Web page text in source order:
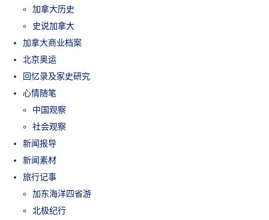
加拿大历史
史说加拿大
加拿大商业档案
北京奥运
回忆录及家史研究
心情随笔
中国观察
社会观察
新闻报导
新闻素材
旅行记事
加东海洋四省游
北极纪行